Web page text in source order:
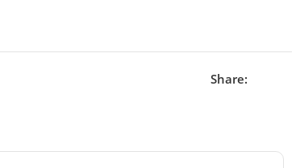
Share: